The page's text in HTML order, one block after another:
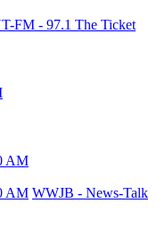
FM - 97.1 The Ticket
AM
AM WWJB - News-Talk